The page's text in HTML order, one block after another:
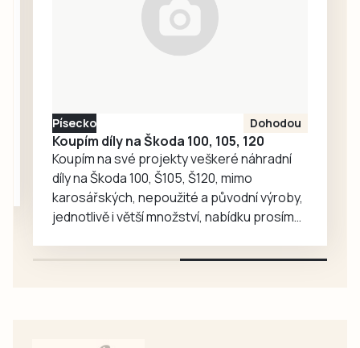
Písecko Dohodou
Koupím díly na Škoda 100, 105, 120
Koupím na své projekty veškeré náhradní
díly na Škoda 100, Š105, Š120, mimo
karosářských, nepoužité a původní výroby,
jednotlivě i větší množství, nabídku prosím